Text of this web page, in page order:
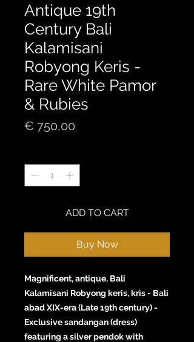
Antique 19th
Century Bali
Kalamisani
Robyong Keris -
Rare White Pamor
& Rubies
€ 750,00
ADD TO CART
Buy Now
Magnificent, antique, Bali
Kalamisani Robyong keris, kris - Bali
abad XIX-era (Late 19th century) -
Exclusive sandangan (dress)
featuring a silver pendok with